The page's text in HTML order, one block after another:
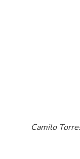
Camilo